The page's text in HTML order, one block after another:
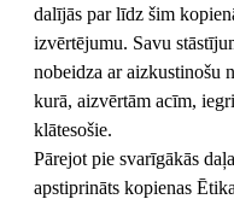
dalījās par līdz šim
izvērtējumu. Savu
nobeidza ar aizkustinošu
kurā, aizvērtām acīm,
klātesošie.
Pārejot pie svarīgākās
apstiprināts kopienas